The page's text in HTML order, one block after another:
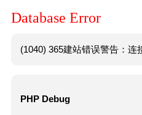
Database Error
(1040) 365建站错误警告：连
PHP Debug